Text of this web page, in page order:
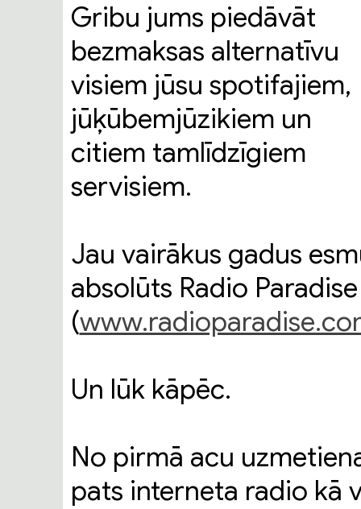
Gribu jums piedāvāt
bezmaksas alternatīvu
visiem jūsu spotifajiem,
jūķūbemjūzikiem un
citiem tamlīdzīgiem
servisiem.
Jau vairākus gadus
absolūts Radio
(
Un lūk kāpēc.
No pirmā acu
pats interneta radio kā